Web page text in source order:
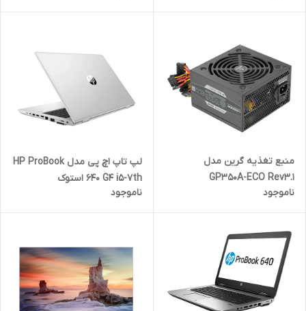
منبع تغذیه گرین مدل
GP350A-ECO Rev3.1
ناموجود
لپ تاپ اچ پی مدل HP ProBook
640 G4 i5-7th استوک
ناموجود